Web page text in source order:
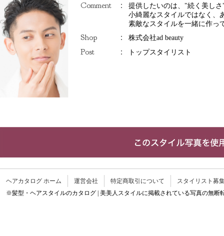
Comment ：
提供したいのは、"続く美し
小綺麗なスタイルではなく、
素敵なスタイルを一緒に作っ
Shop ： 株式会社ad beauty
Post ： トップスタイリスト
ヘアカタログ ホーム 運営会社 特定商取引について
スタイリスト募
※髪型・ヘアスタイルのカタログ | 美美人スタイルに掲載されている写真の無断